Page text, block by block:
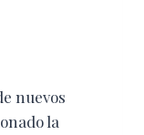
nuevos
la